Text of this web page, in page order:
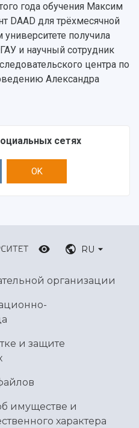
года обучения Максим
DAAD для трёхмесячной
получила
и научный сотрудник
центра по
Александра
сетях
OK
RU
организации
и защите
имуществе и
характера